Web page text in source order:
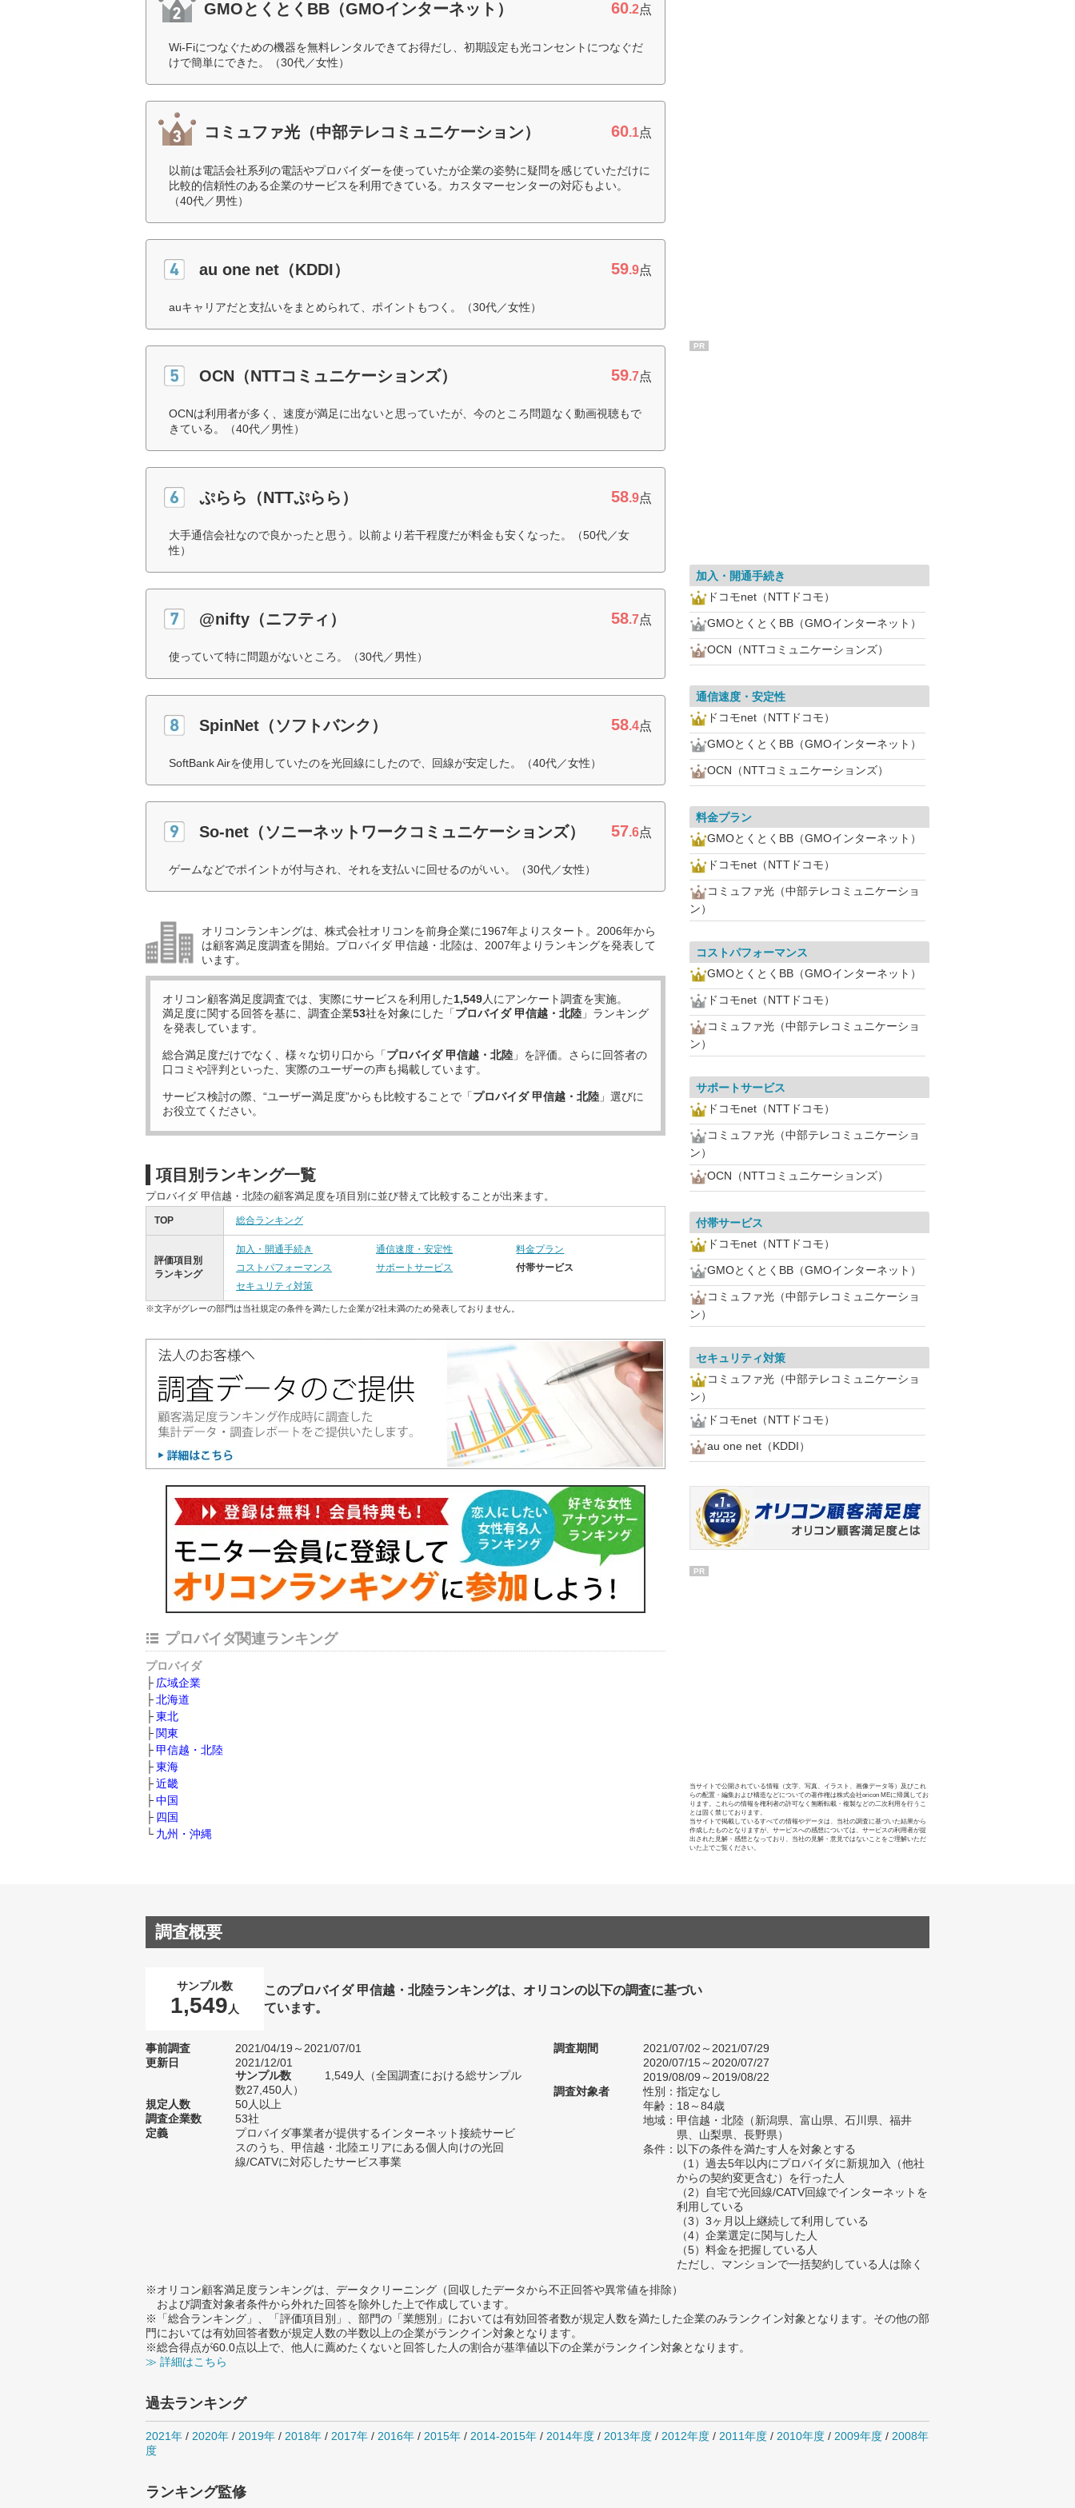
GMOとくとくBB（GMOインターネット） 60.2点
Wi-Fiにつなぐための機器を無料レンタルできてお得だし、初期設定も光コンセントにつなぐだ
けで簡単にできた。（30代／女性）
コミュファ光（中部テレコミュニケーション） 60.1点
以前は電話会社系列の電話やプロバイダーを使っていたが企業の姿勢に疑問を感じていただけに
比較的信頼性のある企業のサービスを利用できている。カスタマーセンターの対応もよい。
（40代／男性）
au one net（KDDI） 59.9点
auキャリアだと支払いをまとめられて、ポイントもつく。（30代／女性）
OCN（NTTコミュニケーションズ） 59.7点
OCNは利用者が多く、速度が満足に出ないと思っていたが、今のところ問題なく動画視聴もで
きている。（40代／男性）
ぷらら（NTTぷらら） 58.9点
大手通信会社なので良かったと思う。以前より若干程度だが料金も安くなった。（50代／女
性）
@nifty（ニフティ） 58.7点
使っていて特に問題がないところ。（30代／男性）
SpinNet（ソフトバンク） 58.4点
SoftBank Airを使用していたのを光回線にしたので、回線が安定した。（40代／女性）
So-net（ソニーネットワークコミュニケーションズ） 57.6点
ゲームなどでポイントが付与され、それを支払いに回せるのがいい。（30代／女性）
オリコンランキングは、株式会社オリコンを前身企業に1967年よりスタート。2006年から
は顧客満足度調査を開始。プロバイダ 甲信越・北陸は、2007年よりランキングを発表して
います。
オリコン顧客満足度調査では、実際にサービスを利用した1,549人にアンケート調査を実施。
満足度に関する回答を基に、調査企業53社を対象にした「プロバイダ 甲信越・北陸 」ランキング
を発表しています。
総合満足度だけでなく、様々な切り口から「プロバイダ 甲信越・北陸 」を評価。さらに回答者の
口コミや評判といった、実際のユーザーの声も掲載しています。
サービス検討の際、“ユーザー満足度”からも比較することで「プロバイダ 甲信越・北陸 」選びに
お役立てください。
項目別ランキング一覧
プロバイダ 甲信越・北陸の顧客満足度を項目別に並び替えて比較することが出来ます。
TOP 総合ランキング
評価項目別
ランキング
加入・開通手続き 通信速度・安定性
料金プラン
コストパフォーマンス
サポートサービス
付帯サービス
セキュリティ対策
※文字がグレーの部門は当社規定の条件を満たした企業が2社未満のため発表しておりません。
プロバイダ関連ランキング
プロバイダ
広域企業
北海道
東北
関東
甲信越・北陸
東海
近畿
中国
四国
九州・沖縄
PR
加入・開通手続き
ドコモnet（NTTドコモ）
GMOとくとくBB（GMOインターネット）
OCN（NTTコミュニケーションズ）
通信速度・安定性
ドコモnet（NTTドコモ）
GMOとくとくBB（GMOインターネット）
OCN（NTTコミュニケーションズ）
料金プラン
GMOとくとくBB（GMOインターネット）
ドコモnet（NTTドコモ）
コミュファ光（中部テレコミュニケーショ
ン）
コストパフォーマンス
GMOとくとくBB（GMOインターネット）
ドコモnet（NTTドコモ）
コミュファ光（中部テレコミュニケーショ
ン）
サポートサービス
ドコモnet（NTTドコモ）
コミュファ光（中部テレコミュニケーショ
ン）
OCN（NTTコミュニケーションズ）
付帯サービス
ドコモnet（NTTドコモ）
GMOとくとくBB（GMOインターネット）
コミュファ光（中部テレコミュニケーショ
ン）
セキュリティ対策
コミュファ光（中部テレコミュニケーショ
ン）
ドコモnet（NTTドコモ）
au one net（KDDI）
PR
当サイトで公開されている情報（文字、写真、イラスト、画像データ等）及びこれ
らの配置・編集および構造などについての著作権は株式会社oricon MEに帰属してお
ります。これらの情報を権利者の許可なく無断転載・複製などの二次利用を行うこ
とは固く禁じております。
当サイトで掲載しているすべての情報やデータは、当社の調査に基づいた結果から
作成したものとなりますが、サービスへの感想については、サービスの利用者が提
出された見解・感想となっており、当社の見解・意見ではないことをご理解いただ
いた上でご覧ください。
調査概要
サンプル数
1,549 人
このプロバイダ 甲信越・北陸ランキングは、オリコンの以下の調査に基づい
ています。
事前調査
2021/04/19～2021/07/01
更新日
2021/12/01
サンプル数
1,549人（全国調査における総サンプル
数27,450人）
規定人数
50人以上
調査企業数
53社
定義
プロバイダ事業者が提供するインターネット接続サービ
スのうち、甲信越・北陸エリアにある個人向けの光回
線/CATVに対応したサービス事業
調査期間
2021/07/02～2021/07/29
2020/07/15～2020/07/27
2019/08/09～2019/08/22
調査対象者
性別：指定なし
年齢：18～84歳
地域：甲信越・北陸（新潟県、富山県、石川県、福井
県、山梨県、長野県）
条件：以下の条件を満たす人を対象とする
（1）過去5年以内にプロバイダに新規加入（他社
からの契約変更含む）を行った人
（2）自宅で光回線/CATV回線でインターネットを
利用している
（3）3ヶ月以上継続して利用している
（4）企業選定に関与した人
（5）料金を把握している人
ただし、マンションで一括契約している人は除く
※オリコン顧客満足度ランキングは、データクリーニング（回収したデータから不正回答や異常値を排除）
および調査対象者条件から外れた回答を除外した上で作成しています。
※「総合ランキング」、「評価項目別」、部門の「業態別」においては有効回答者数が規定人数を満たした企業のみランクイン対象となります。その他の部
門においては有効回答者数が規定人数の半数以上の企業がランクイン対象となります。
※総合得点が60.0点以上で、他人に薦めたくないと回答した人の割合が基準値以下の企業がランクイン対象となります。
≫ 詳細はこちら
過去ランキング
2021年 / 2020年 / 2019年 / 2018年 / 2017年 / 2016年 / 2015年 / 2014-2015年 / 2014年度 / 2013年度 / 2012年度 / 2011年度 / 2010年度 / 2009年度 / 2008年
度
ランキング監修